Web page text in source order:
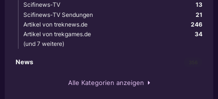
13
Scifinews-TV
21
Scifinews-TV Sendungen
246
Artikel von treknews.de
34
Artikel von trekgames.de
(und 7 weitere)
News
Alle Kategorien anzeigen